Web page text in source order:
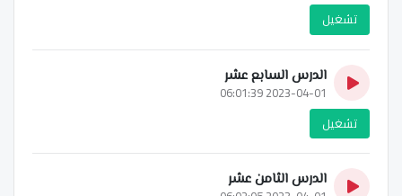
تشغيل
الدرس السابع عشر
2023-04-01 06:01:39
تشغيل
الدرس الثامن عشر